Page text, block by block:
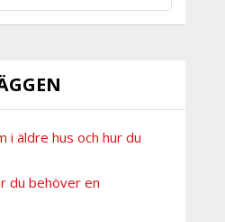
i äldre hus och hur du
du behöver en